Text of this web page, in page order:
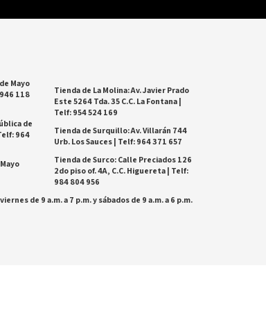
Mayo
118
de
964
Tienda de La Molina: Av. Javier Prado
Este 5264 Tda. 35 C.C. La Fontana |
Telf: 954 524 169
Tienda de Surquillo: Av. Villarán 744
Urb. Los Sauces | Telf: 964 371 657
Tienda de Surco: Calle Preciados 126
2do piso of. 4A, C.C. Higuereta | Telf:
984 804 956
de 9 a.m. a 7 p.m. y sábados de 9 a.m. a 6 p.m.